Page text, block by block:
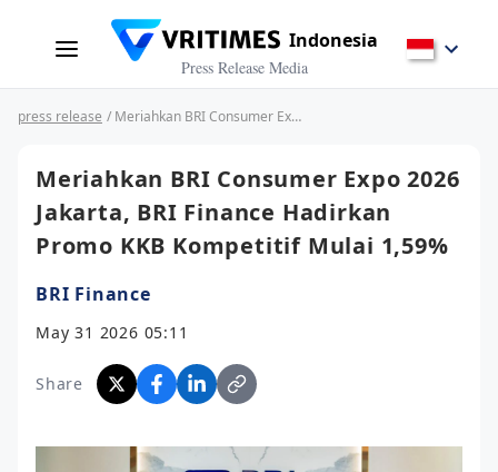
Indonesia
Press Release Media
press release / Meriahkan BRI Consumer Expo 2026 Jakarta, BRI Finance Hadirkan Promo KKB Kompetitif Mulai 1,59%
Meriahkan BRI Consumer Expo 2026
Jakarta, BRI Finance Hadirkan
Promo KKB Kompetitif Mulai 1,59%
BRI Finance
May 31 2026 05:11
Share